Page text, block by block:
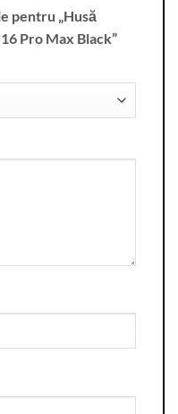
pentru „Husă
Pro Max Black”